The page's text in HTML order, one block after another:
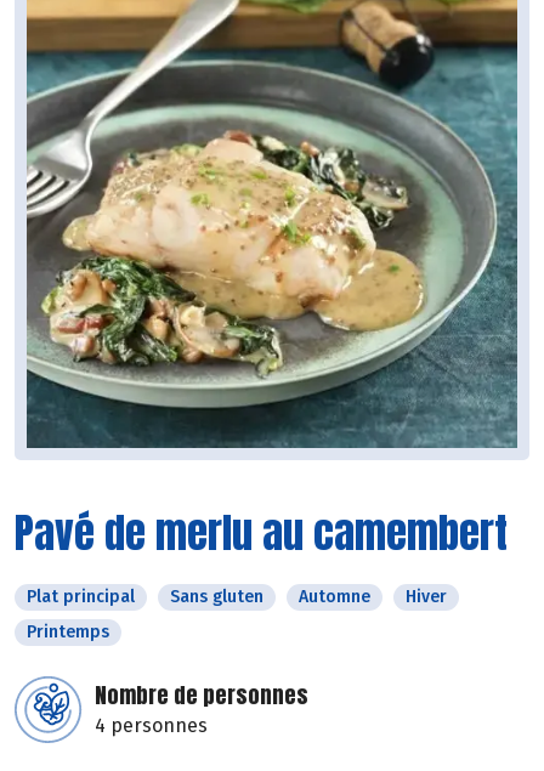
Pavé de merlu au camembert
Plat principal Sans gluten Automne
Hiver
Printemps
Nombre de personnes
4 personnes